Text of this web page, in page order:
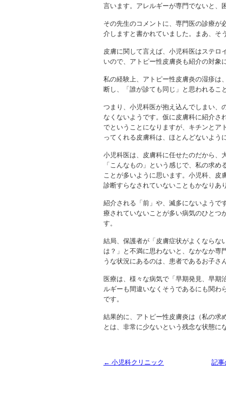
言います。アレルギーが専門でないと、
その先生のコメントに、専門医の診療が
介しますと書かれていました。まあ、そ
皮膚に関して言えば、小児科医はステロ
いので、アトピー性皮膚炎も紹介の対象
私の経験上、アトピー性皮膚炎の湿疹は
断し、「誰が診ても同じ」と思われるこ
つまり、小児科医が抱え込んでしまい、
なくないようです。仮に皮膚科に紹介さ
でということになりますが、キチンとア
ってくれる皮膚科は、ほとんどないよう
小児科医は、皮膚科に任せたのだから、
「こんなもの」という感じで、私の求
ことが多いように思います。小児科、皮
診断すらなされていないこともかなりあ
紹介される「前」や、滅多にないようで
療されていないことが多い病気のひとつ
す。
結局、保護者が「皮膚症状がよくならな
は？」と不満に思わないと、なかなか専
うな状況にあるのは、患者であるお子さ
医療は、様々な病気で「早期発見、早期
ルギーも間違いなくそうであるにも関わ
です。
結果的に、アトピー性皮膚炎は（私の求
とは、非常に少ないという残念な状態に
← 小児科クリニック 記事